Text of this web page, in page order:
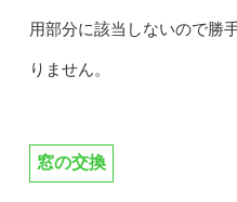
用部分に該当しないので勝
りません。
窓の交換